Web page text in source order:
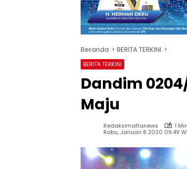
Beranda BERITA TERKINI
BERITA TERKINI
Dandim
Maju
Redaksimattanews
1
Rabu, Januari 8 2020 09:49